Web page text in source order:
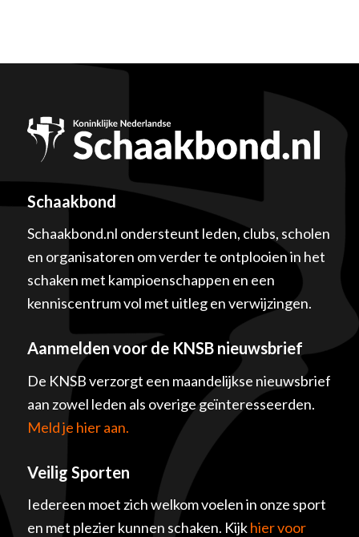
Schaakbond
Schaakbond.nl ondersteunt leden, clubs, scholen
en organisatoren om verder te ontplooien in het
schaken met kampioenschappen en een
kenniscentrum vol met uitleg en verwijzingen.
Aanmelden voor de KNSB nieuwsbrief
De KNSB verzorgt een maandelijkse nieuwsbrief
aan zowel leden als overige geïnteresseerden.
Meld je hier aan.
Veilig Sporten
Iedereen moet zich welkom voelen in onze sport
en met plezier kunnen schaken. Kijkhier voor